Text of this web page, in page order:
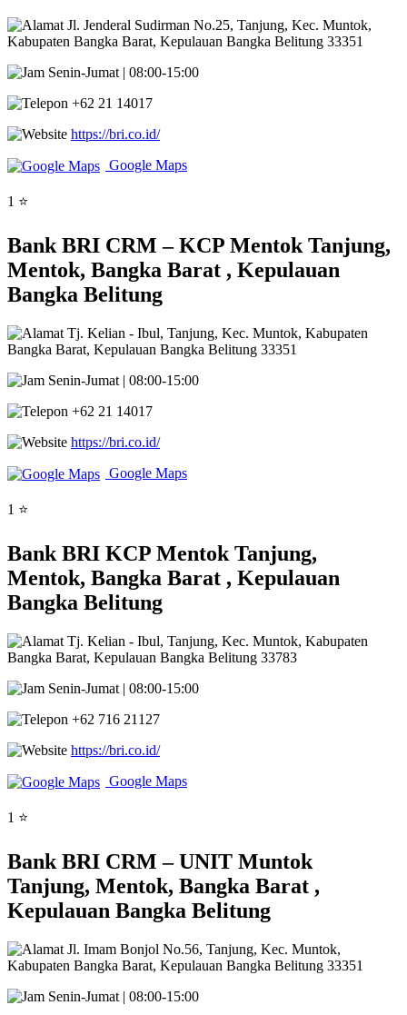
Jl. Jenderal Sudirman No.25, Tanjung, Kec. Muntok,
Kabupaten Bangka Barat, Kepulauan Bangka Belitung 33351
Senin-Jumat | 08:00-15:00
+62 21 14017
https://bri.co.id/
Google Maps
1 ⭐
Bank BRI CRM – KCP Mentok Tanjung,
Mentok, Bangka Barat , Kepulauan
Bangka Belitung
Tj. Kelian - Ibul, Tanjung, Kec. Muntok, Kabupaten
Bangka Barat, Kepulauan Bangka Belitung 33351
Senin-Jumat | 08:00-15:00
+62 21 14017
https://bri.co.id/
Google Maps
1 ⭐
Bank BRI KCP Mentok Tanjung,
Mentok, Bangka Barat , Kepulauan
Bangka Belitung
Tj. Kelian - Ibul, Tanjung, Kec. Muntok, Kabupaten
Bangka Barat, Kepulauan Bangka Belitung 33783
Senin-Jumat | 08:00-15:00
+62 716 21127
https://bri.co.id/
Google Maps
1 ⭐
Bank BRI CRM – UNIT Muntok
Tanjung, Mentok, Bangka Barat ,
Kepulauan Bangka Belitung
Jl. Imam Bonjol No.56, Tanjung, Kec. Muntok,
Kabupaten Bangka Barat, Kepulauan Bangka Belitung 33351
Senin-Jumat | 08:00-15:00